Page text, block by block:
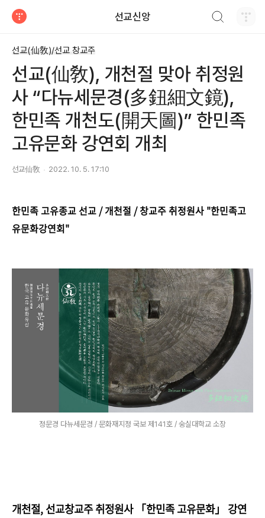
선교신앙
선교(仙敎)/선교 창교주
선교(仙敎), 개천절 맞아 취정원
사 “다뉴세문경(多鈕細文鏡),
한민족 개천도(開天圖)” 한민족
고유문화 강연회 개최
선교仙敎 2022. 10. 5. 17:10
한민족 고유종교 선교 / 개천절 / 창교주 취정원사 "한민족고
유문화강연회"
정문경 다뉴세문경 / 문화재지정 국보 제141호 / 숭실대학교 소장
개천절, 선교창교주 취정원사 「한민족 고유문화」 강연